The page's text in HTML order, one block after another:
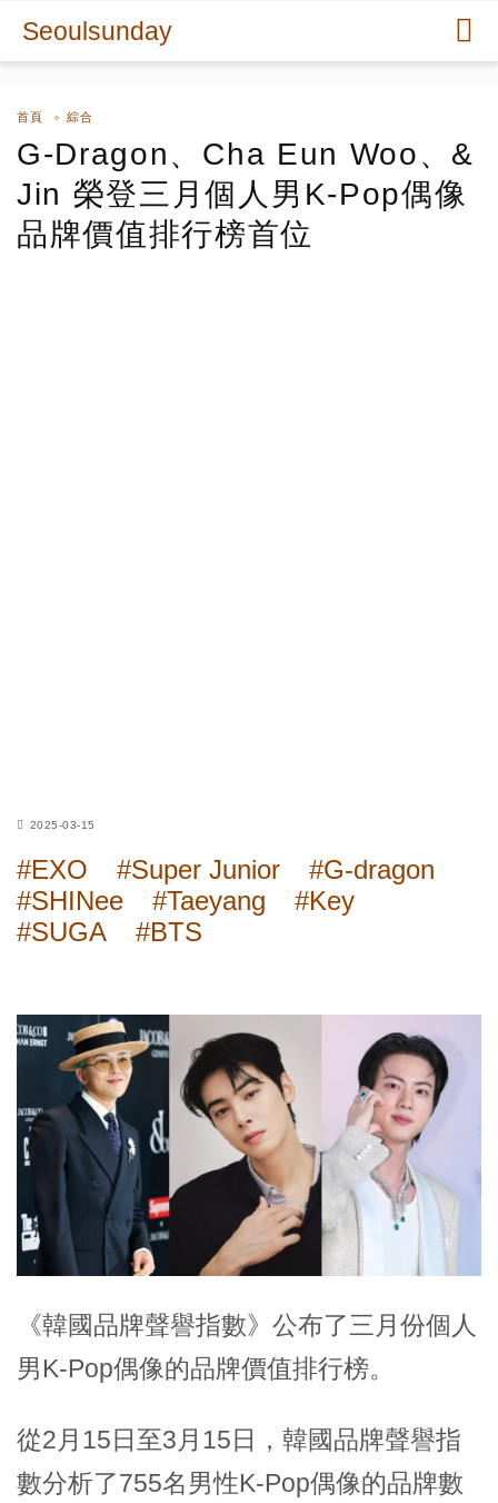
Seoulsunday
首頁 綜合
G-Dragon、Cha Eun Woo、&
Jin 榮登三月個人男K-Pop偶像
品牌價值排行榜首位
2025-03-15
#EXO #Super Junior
#G-dragon
#SHINee
#Taeyang
#Key
#SUGA
#BTS
《韓國品牌聲譽指數》公布了三月份個人
男K-Pop偶像的品牌價值排行榜。
從2月15日至3月15日，韓國品牌聲譽指
數分析了755名男性K-Pop偶像的品牌數